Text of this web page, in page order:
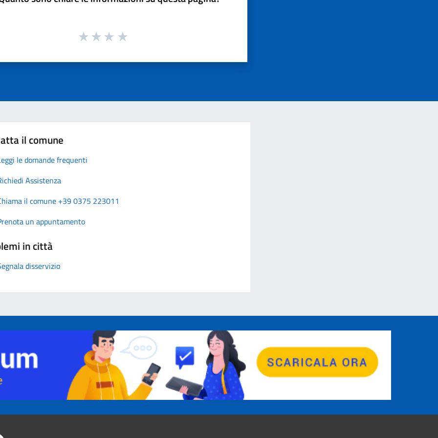
il comune
le domande frequenti
Assistenza
il comune +39 0375 223011
un appuntamento
in città
disservizio